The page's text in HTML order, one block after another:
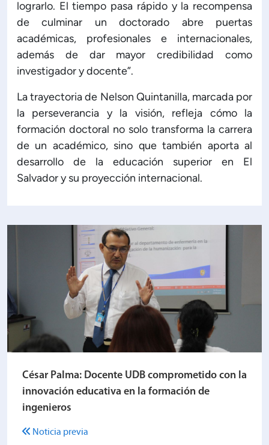
lograrlo. El tiempo pasa rápido y la recompensa
de culminar un doctorado abre puertas
académicas, profesionales e internacionales,
además de dar mayor credibilidad como
investigador y docente”.
La trayectoria de Nelson Quintanilla, marcada por
la perseverancia y la visión, refleja cómo la
formación doctoral no solo transforma la carrera
de un académico, sino que también aporta al
desarrollo de la educación superior en El
Salvador y su proyección internacional.
César Palma: Docente UDB comprometido con la
innovación educativa en la formación de
ingenieros
Noticia previa